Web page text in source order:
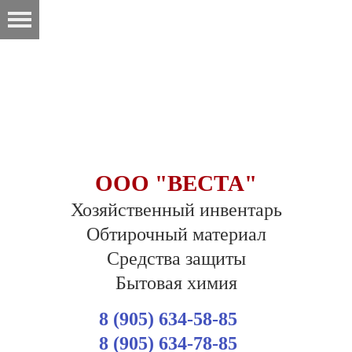
ООО "ВЕСТА"
Хозяйственный инвентарь
Обтирочный материал
Средства защиты
Бытовая химия
8 (905) 634-58-85
8 (905) 634-78-85